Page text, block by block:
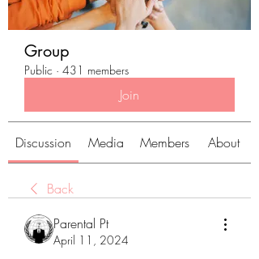
Group
Public · 431 members
Join
Discussion Media Members About
Back
Parental Pt
April 11, 2024